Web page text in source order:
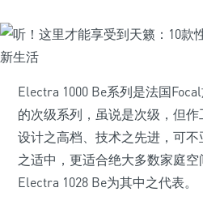
Electra 1000 Be系列是法国
的次级系列，虽说是次级，但作
设计之高档、技术之先进，可
之适中，更适合绝大多数家庭
Electra 1028 Be为其中之代表。